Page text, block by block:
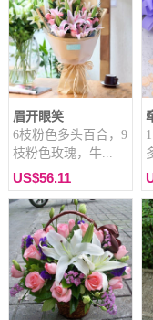
眉开眼笑
6枝粉色多头百合，9
枝粉色玫瑰，牛...
US$56.11